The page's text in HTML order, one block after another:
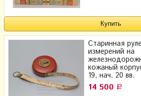
Старинная
измерений на
кожаный
19, нач. 20 вв.
14 500 Р